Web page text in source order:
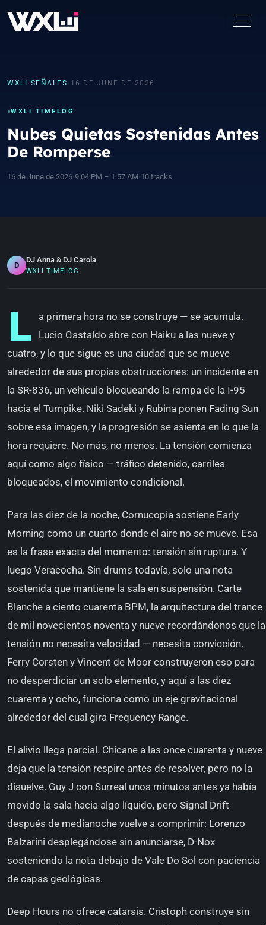
WXLI › SEÑALES › 16 DE JUNE DE 2026
WXLI TIMELOG
Nubes Quietas Sostenidas Antes
De Romperse
16 de June de 2026•9:04 PM – 1:57 AM•10 tracks
D
DJ Anna & DJ Carola
WXLI TIMELOG
L
a primera hora no se construye — se acumula.
Lucio Gastaldo abre con Haiku a las nueve y
cuatro, y lo que sigue es una ciudad que se mueve
alrededor de sus propias obstrucciones: un incidente en
la SR-836, un vehículo bloqueando la rampa de la I-95
hacia el Turnpike. Niki Sadeki y Rubina ponen Fading Sun
sobre esa imagen, y la progresión se asienta en lo que la
hora requiere. No más, no menos. La tensión comienza
aquí como algo físico — tráfico detenido, carriles
bloqueados, el movimiento condicional.
Para las diez de la noche, Cornucopia sostiene Early
Morning como un cuarto donde el aire no se mueve. Esa
es la frase exacta del momento: tensión sin ruptura. Y
luego Veracocha. Sin drums todavía, solo una nota
sostenida que mantiene la sala en suspensión. Carte
Blanche a ciento cuarenta BPM, la arquitectura del trance
de mil novecientos noventa y nueve recordándonos que la
tensión no necesita velocidad — necesita convicción.
Ferry Corsten y Vincent de Moor construyeron eso para
no desperdiciar un solo elemento, y aquí a las diez
cuarenta y ocho, funciona como un eje gravitacional
alrededor del cual gira Frequency Range.
El alivio llega parcial. Chicane a las once cuarenta y nueve
deja que la tensión respire antes de resolver, pero no la
disuelve. Guy J con Surreal unos minutos antes ya había
movido la sala hacia algo líquido, pero Signal Drift
después de medianoche vuelve a comprimir: Lorenzo
Balzarini desplegándose sin anunciarse, D-Nox
sosteniendo la nota debajo de Vale Do Sol con paciencia
de capas geológicas.
Deep Hours no ofrece catarsis. Cristoph construye sin